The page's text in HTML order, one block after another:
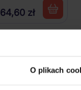
O plikach
64,60 zł